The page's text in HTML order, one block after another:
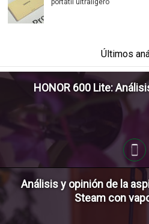
Últimos
HONOR 600 Lite:
Análisis y opinión de la
Steam con